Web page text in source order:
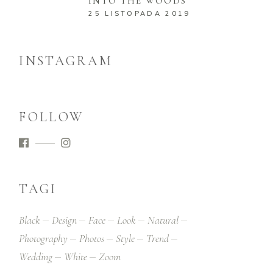
25 LISTOPADA 2019
INSTAGRAM
FOLLOW
TAGI
Black Design Face Look
Natural
Photography
Photos Style
Trend
Wedding
White Zoom